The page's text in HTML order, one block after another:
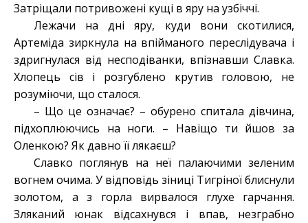
Затріщали потривожені кущі в яру на узбіччі.
Лежачи на дні яру, куди вони скотилися,
Артеміда зиркнула на впійманого переслідувача і
здригнулася від несподіванки, впізнавши Славка.
Хлопець сів і розгублено крутив головою, не
розуміючи, що сталося.
– Що це означає? – обурено спитала дівчина,
підхоплюючись на ноги. – Навіщо ти йшов за
Оленкою? Як давно її лякаєш?
Славко поглянув на неї палаючими зеленим
вогнем очима. У відповідь зіниці Тигріної блиснули
золотом, а з горла вирвалося глухе гарчання.
Зляканий юнак відсахнувся і впав, незграбно